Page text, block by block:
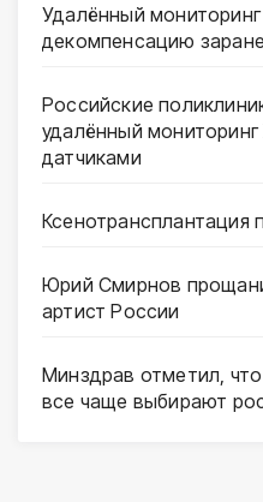
Удалённый
декомпенсацию
Российские
удалённый
датчиками
Ксенотрансплантация
Юрий Смирнов
артист России
Минздрав отметил,
все чаще выбирают